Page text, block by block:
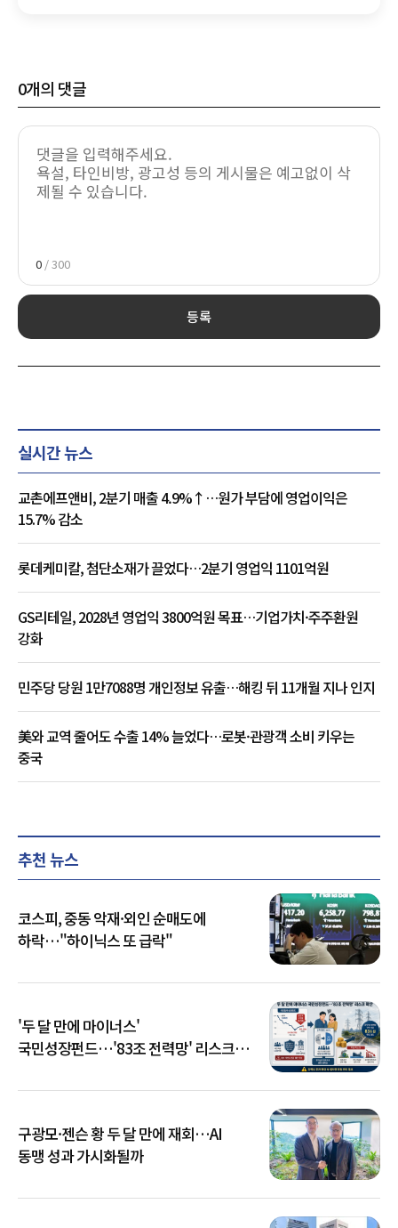
0개의 댓글
0 / 300
등록
실시간 뉴스
교촌에프앤비, 2분기 매출 4.9%↑…원가 부담에 영업이익은
15.7% 감소
롯데케미칼, 첨단소재가 끌었다…2분기 영업익 1101억원
GS리테일, 2028년 영업익 3800억원 목표…기업가치·주주환원
강화
민주당 당원 1만7088명 개인정보 유출…해킹 뒤 11개월 지나 인지
美와 교역 줄어도 수출 14% 늘었다…로봇·관광객 소비 키우는
중국
추천 뉴스
코스피, 중동 악재·외인 순매도에
하락…"하이닉스 또 급락"
'두 달 만에 마이너스'
국민성장펀드…'83조 전력망' 리스크
구광모·젠슨 황 두 달 만에 재회…AI
동맹 성과 가시화될까